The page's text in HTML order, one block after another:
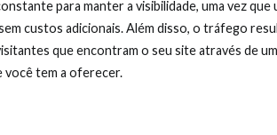
para manter a visibilidade, uma vez
custos adicionais. Além disso, o tráfego
que encontram o seu site através de
você tem a oferecer.